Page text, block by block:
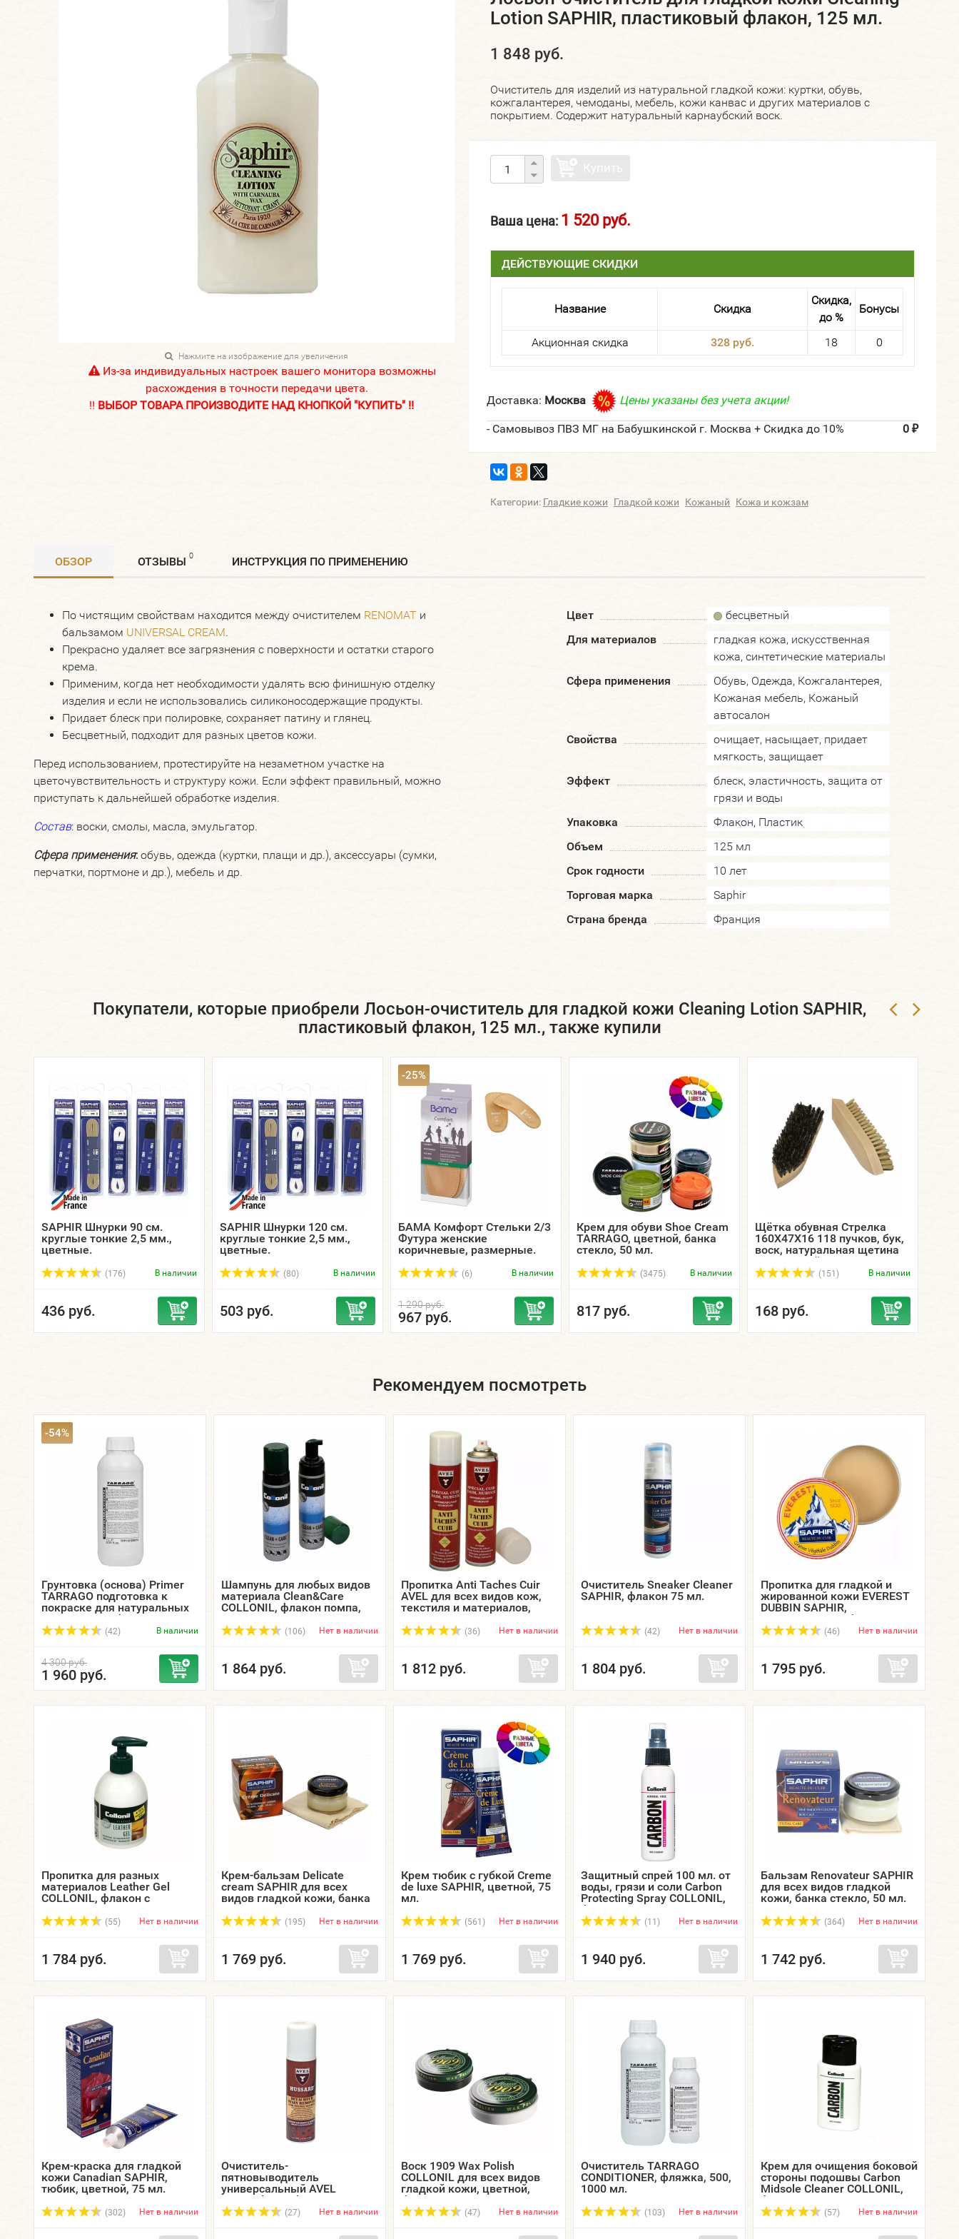
Нажмите на изображение для увеличения
Из-за индивидуальных настроек вашего монитора возможны
расхождения в точности передачи цвета.
!! ВЫБОР ТОВАРА ПРОИЗВОДИТЕ НАД КНОПКОЙ "КУПИТЬ" !!
Lotion SAPHIR, пластиковый флакон, 125 мл.
1 848 руб.
Очиститель для изделий из натуральной гладкой кожи: куртки, обувь,
кожгалантерея, чемоданы, мебель, кожи канвас и других материалов с
покрытием. Содержит натуральный карнаубский воск.
Ваша цена: 1 520 руб.
ДЕЙСТВУЮЩИЕ СКИДКИ
Название Скидка
Скидка,
до %
Бонусы
Акционная скидка 328 руб. 18 0
Доставка: Москва Цены указаны без учета акции!
- Самовывоз ПВЗ МГ на Бабушкинской г. Москва + Скидка до 10% 0 ₽
Категории: Гладкие кожи Гладкой кожи Кожаный Кожа и кожзам
ОБЗОР ОТЗЫВЫ 0 ​ИНСТРУКЦИЯ ПО ПРИМЕНЕНИЮ
По чистящим свойствам находится между очистителем RENOMAT и
бальзамом UNIVERSAL CREAM.
Прекрасно удаляет все загрязнения с поверхности и остатки старого
крема.
Применим, когда нет необходимости удалять всю финишную отделку
изделия и если не использовались силиконосодержащие продукты.
Придает блеск при полировке, сохраняет патину и глянец.
Бесцветный, подходит для разных цветов кожи.
Перед использованием, протестируйте на незаметном участке на
цветочувствительность и структуру кожи. Если эффект правильный, можно
приступать к дальнейшей обработке изделия.
Состав: воски, смолы, масла, эмульгатор.
Сфера применения: обувь, одежда (куртки, плащи и др.), аксессуары (сумки,
перчатки, портмоне и др.), мебель и др.
Цвет
бесцветный
Для материалов
гладкая кожа, искусственная
кожа, синтетические материалы
Сфера применения
Обувь, Одежда, Кожгалантерея,
Кожаная мебель, Кожаный
автосалон
Свойства
очищает, насыщает, придает
мягкость, защищает
Эффект
блеск, эластичность, защита от
грязи и воды
Упаковка
Флакон, Пластик
Объем
125 мл
Срок годности
10 лет
Торговая марка
Saphir
Страна бренда
Франция
Покупатели, которые приобрели Лосьон-очиститель для гладкой кожи Cleaning Lotion SAPHIR,
пластиковый флакон, 125 мл., также купили
SAPHIR Шнурки 90 см.
круглые тонкие 2,5 мм.,
цветные.
(176) В наличии
436 руб.
SAPHIR Шнурки 120 см.
круглые тонкие 2,5 мм.,
цветные.
(80) В наличии
503 руб.
-25%
БАМА Комфорт Стельки 2/3
Футура женские
коричневые, размерные.
(6) В наличии
1 290 руб.
967 руб.
Крем для обуви Shoe Cream
TARRAGO, цветной, банка
стекло, 50 мл.
(3475) В наличии
817 руб.
Щётка обувная Стрелка
160Х47Х16 118 пучков, бук,
воск, натуральная щетина
светлая / тёмная /
ЭКОБРАШ.
(151) В наличии
168 руб.
Рекомендуем посмотреть
-54%
Грунтовка (основа) Primer
TARRAGO подготовка к
покраске для натуральных
гладких кож, фляжка, 1000
мл.
(42) В наличии
4 300 руб.
1 960 руб.
Шампунь для любых видов
материала Clean&Care
COLLONIL, флакон помпа,
(106) Нет в наличии
1 864 руб.
Пропитка Anti Taches Cuir
AVEL для всех видов кож,
текстиля и материалов,
(36) Нет в наличии
1 812 руб.
Очиститель Sneaker Cleaner
SAPHIR, флакон 75 мл.
(42) Нет в наличии
1 804 руб.
Пропитка для гладкой и
жированной кожи EVEREST
DUBBIN SAPHIR,
металлическая банка, 100
мл.
(46) Нет в наличии
1 795 руб.
Пропитка для разных
материалов Leather Gel
COLLONIL, флакон с
(55) Нет в наличии
1 784 руб.
Крем-бальзам Delicate
cream SAPHIR для всех
видов гладкой кожи, банка
(195) Нет в наличии
1 769 руб.
Крем тюбик с губкой Creme
de luxe SAPHIR, цветной, 75
мл.
(561) Нет в наличии
1 769 руб.
Защитный спрей 100 мл. от
воды, грязи и соли Carbon
Proteсting Spray COLLONIL,
флакон.
(11) Нет в наличии
1 940 руб.
Бальзам Renovateur SAPHIR
для всех видов гладкой
кожи, банка стекло, 50 мл.
(364) Нет в наличии
1 742 руб.
Крем-краска для гладкой
кожи Canadian SAPHIR,
тюбик, цветной, 75 мл.
(302) Нет в наличии
Очиститель-
пятновыводитель
универсальный AVEL
Hussard Detacheur Stain
Remover Cuir Textile Leater
(27) Нет в наличии
Воск 1909 Wax Polish
COLLONIL для всех видов
гладкой кожи, цветной,
банка жестяная, 75 мл.
(47) Нет в наличии
Очиститель TARRAGO
CONDITIONER, фляжка, 500,
1000 мл.
(103) Нет в наличии
Крем для очищения боковой
стороны подошвы Carbon
Midsole Cleaner COLLONIL,
флакон, 100 мл.
(57) Нет в наличии